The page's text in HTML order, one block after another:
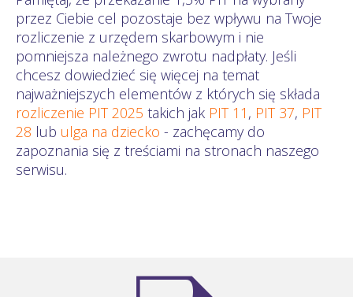
przez Ciebie cel pozostaje bez wpływu na Twoje
rozliczenie z urzędem skarbowym i nie
pomniejsza należnego zwrotu nadpłaty. Jeśli
chcesz dowiedzieć się więcej na temat
najważniejszych elementów z których się składa
rozliczenie PIT 2025 takich jak PIT 11 , PIT 37, PIT
28 lub ulga na dziecko - zachęcamy do
zapoznania się z treściami na stronach naszego
serwisu.